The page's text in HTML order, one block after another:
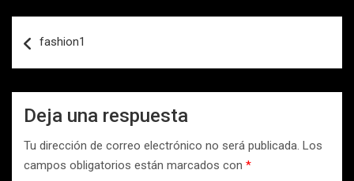
de
fashion1
Deja una respuesta
Tu dirección de correo electrónico no será publicada. Los
campos obligatorios están marcados con *